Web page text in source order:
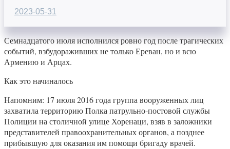
2023-05-31
Семнадцатого июля исполнился ровно год после трагических
событий, взбудораживших не только Ереван, но и всю
Армению и Арцах.
Как это начиналось
Напомним: 17 июля 2016 года группа вооруженных лиц
захватила территорию Полка патрульно-постовой службы
Полиции на столичной улице Хоренаци, взяв в заложники
представителей правоохранительных органов, а позднее
прибывшую для оказания им помощи бригаду врачей.